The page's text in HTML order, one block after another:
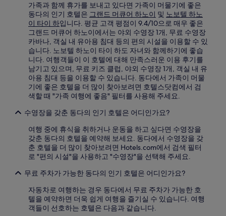
가족과 함께 휴가를 보내고 있다면 가족이 머물기에 좋은
동다의 인기 호텔은 그랜드 머큐어 하노이 및 노보텔 하노
이 타이 하입니다. 평균 고객 평점이 9.4/10으로 매우 좋은
그랜드 머큐어 하노이에서는 야외 수영장 1개, 무료 수영장
카바나, 객실 내 유아용 침대 등의 편의 시설을 이용할 수 있
습니다. 노보텔 하노이 타이 하도 자녀와 함께하기에 좋습
니다. 여행객들이 이 호텔에 대해 만족스러운 이용 후기를
남기고 있으며, 무료 키즈 클럽, 야외 수영장 1개, 객실 내 유
아용 침대 등을 이용할 수 있습니다. 동다에서 가족이 머물
기에 좋은 호텔을 더 많이 찾아보려면 호텔스닷컴에서 검
색할 때 "가족 여행에 좋음" 필터를 사용해 주세요.
수영장을 갖춘 동다의 인기 호텔은 어디인가요?
여행 중에 휴식을 취하거나 운동을 하고 싶다면 수영장을
갖춘 동다의 호텔을 예약해 보세요. 동다에서 수영장을 갖
춘 호텔을 더 많이 찾아보려면 Hotels.com에서 검색 필터
로 "편의 시설"을 사용하고 "수영장"을 선택해 주세요.
무료 주차가 가능한 동다의 인기 호텔은 어디인가요?
자동차로 여행하는 경우 동다에서 무료 주차가 가능한 호
텔을 예약하면 더욱 쉽게 여행을 즐기실 수 있습니다. 여행
객들이 선호하는 호텔은 다음과 같습니다.